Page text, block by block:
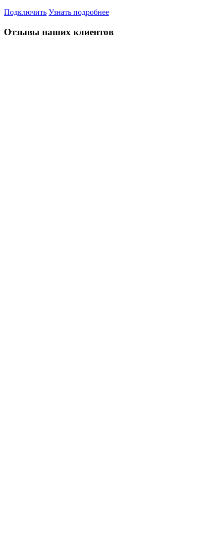
Подключить Узнать подробнее
Отзывы наших клиентов